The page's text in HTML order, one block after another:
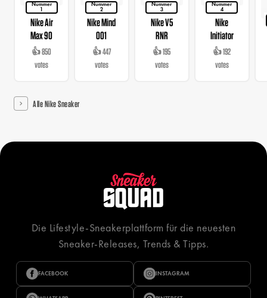
Nummer
1
Nike Air
Max 90
👍 850
votes
Nummer
2
Nike Mind
001
👍 447
votes
Nummer
3
Nike V5
RNR
👍 195
votes
Nummer
4
Nike
Initiator
👍 192
votes
Alle Nike Sneaker
Die Lifestyle-Sneakerplattform für die neuesten
Sneaker-Releases, Trends & Tipps.
FACEBOOK INSTAGRAM